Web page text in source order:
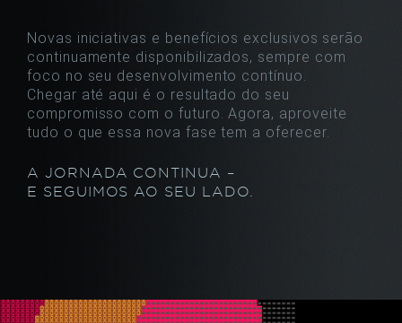
Novas iniciativas e benefícios exclusivos serão
continuamente disponibilizados, sempre com
foco no seu desenvolvimento contínuo.
Chegar até aqui é o resultado do seu
compromisso com o futuro. Agora, aproveite
tudo o que essa nova fase tem a oferecer.
A JORNADA CONTINUA –
E SEGUIMOS AO SEU LADO.